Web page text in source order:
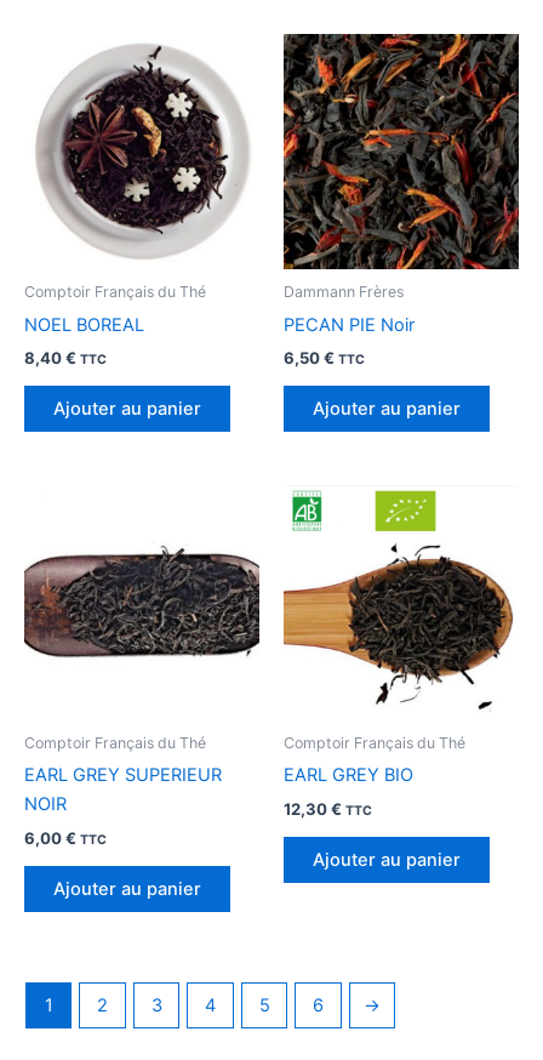
Comptoir Français du Thé
NOEL BOREAL
8,40€ TTC
Ajouter au panier
Dammann Frères
PECAN PIE Noir
6,50€ TTC
Ajouter au panier
Comptoir Français du Thé
EARL GREY SUPERIEUR
NOIR
6,00€ TTC
Ajouter au panier
Comptoir Français du Thé
EARL GREY BIO
12,30€ TTC
Ajouter au panier
1 2 3 4 5 6 →